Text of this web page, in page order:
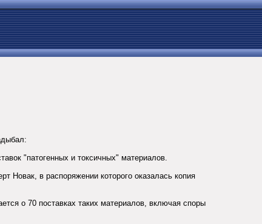
"патогенных и токсичных" материалов.
Новак, в распоряжении которого оказалась копия
о 70 поставках таких материалов, включая споры